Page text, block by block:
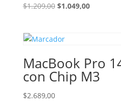
$1.209,00 El
era:
$1.049,00El
MacBook Pro
con Chip M3
$2.689,00